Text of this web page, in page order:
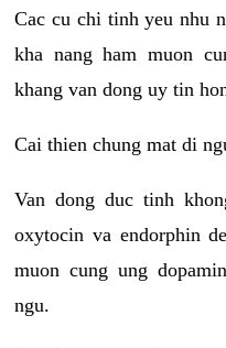
Cac cu chi tinh yeu nhu
kha nang ham muon
khang van dong uy tin
Cai thien chung mat di
Van dong duc tinh
oxytocin va endorphin
muon cung ung
ngu.